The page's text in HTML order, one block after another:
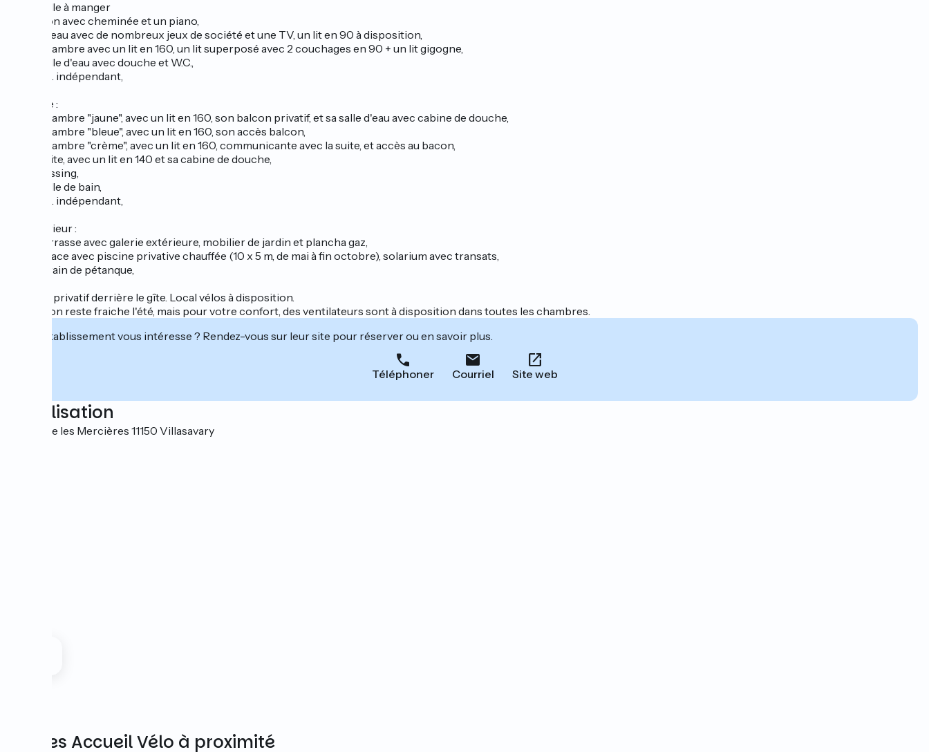
_Une salle à manger
_Un salon avec cheminée et un piano,
_Un bureau avec de nombreux jeux de société et une TV, un lit en 90 à disposition,
_Une chambre avec un lit en 160, un lit superposé avec 2 couchages en 90 + un lit gigogne,
_Une salle d'eau avec douche et W.C.,
_Un W.C. indépendant,
À l’étage :
_Une chambre "jaune", avec un lit en 160, son balcon privatif, et sa salle d'eau avec cabine de douche,
_Une chambre "bleue", avec un lit en 160, son accès balcon,
_Une chambre "crème", avec un lit en 160, communicante avec la suite, et accès au bacon,
_Une suite, avec un lit en 140 et sa cabine de douche,
_Un dressing,
_Une salle de bain,
_Un W.C. indépendant,
À l’extérieur :
_Une terrasse avec galerie extérieure, mobilier de jardin et plancha gaz,
_Un espace avec piscine privative chauffée (10 x 5 m, de mai à fin octobre), solarium avec transats,
_Un terrain de pétanque,
Parking privatif derrière le gîte. Local vélos à disposition.
La maison reste fraiche l'été, mais pour votre confort, des ventilateurs sont à disposition dans toutes les chambres.
Cet établissement vous intéresse ? Rendez-vous sur leur site pour réserver ou en savoir plus.
Téléphoner Courriel Site web
Localisation
Domaine les Mercières 11150 Villasavary
Autres Accueil Vélo à proximité